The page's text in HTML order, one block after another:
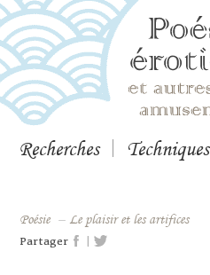
Recherches Techniques
Poésie – Le plaisir et les artifices
Partager |